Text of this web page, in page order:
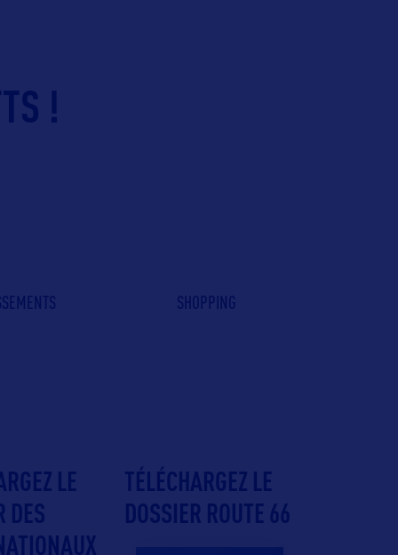
!
SHOPPING
LE
DES
TÉLÉCHARGEZ LE
DOSSIER ROUTE 66